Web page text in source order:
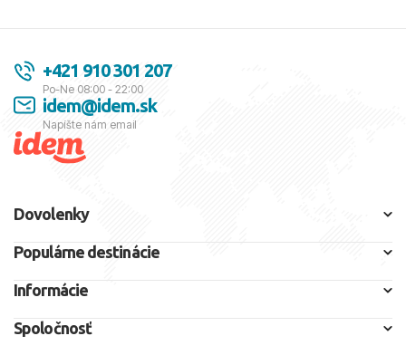
+421 910 301 207
Po-Ne 08:00 - 22:00
idem@idem.sk
Napíšte nám email
Dovolenky
Populárne destinácie
Informácie
Spoločnosť